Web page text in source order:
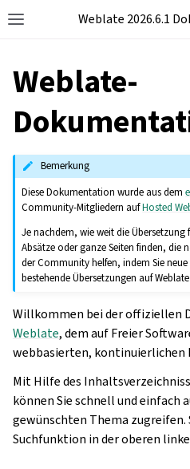
Weblate 2026.6.1
Weblate-
Bemerkung
Diese Dokumentation wurde aus dem
Community-Mitgliedern aufHosted
Je nachdem, wie weit die
Absätze oder ganze Seiten finden, die
der Community helfen, indem Sie
bestehende Übersetzungen auf
Willkommen bei der offiziellen
Weblate, dem auf Freier
webbasierten, kontinuierlichen
Mit Hilfe des
können Sie schnell und einfach
gewünschten Thema zugreifen.
Suchfunktion in der oberen